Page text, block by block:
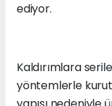
ediyor.
Kaldırımlara
yöntemlerle